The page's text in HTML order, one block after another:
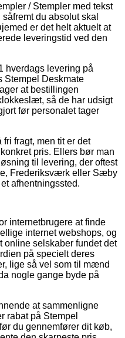
/ Stempler med tekst
du absolut skal
er det helt aktuelt at
leveringstid ved den
hverdags levering på
Stempel Deskmate
at bestillingen
så de har udsigt
før personalet tager
fragt, men tit er det
pris. Ellers bør man
til levering, der oftest
Frederiksværk eller Sæby
afhentningssted.
internetbrugere at finde
internet webshops, og
selskaber fundet det
på specielt deres
lige så vel som til mænd
nogle gange byde på
at sammenligne
rabat på Stempel
du gennemfører dit køb,